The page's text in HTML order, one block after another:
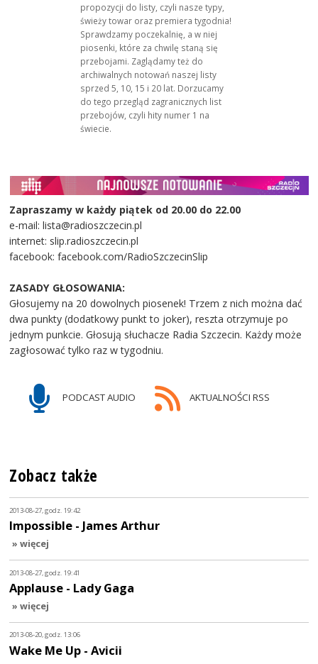
propozycji do listy, czyli nasze typy,
świeży towar oraz premiera tygodnia!
Sprawdzamy poczekalnię, a w niej
piosenki, które za chwilę staną się
przebojami. Zaglądamy też do
archiwalnych notowań naszej listy
sprzed 5, 10, 15 i 20 lat. Dorzucamy
do tego przegląd zagranicznych list
przebojów, czyli hity numer 1 na
świecie.
Zapraszamy w każdy piątek od 20.00 do 22.00
e-mail: lista@radioszczecin.pl
internet: slip.radioszczecin.pl
facebook: facebook.com/RadioSzczecinSlip
ZASADY GŁOSOWANIA:
Głosujemy na 20 dowolnych piosenek! Trzem z nich można dać
dwa punkty (dodatkowy punkt to joker), reszta otrzymuje po
jednym punkcie. Głosują słuchacze Radia Szczecin. Każdy może
zagłosować tylko raz w tygodniu.
PODCAST AUDIO AKTUALNOŚCI RSS
Zobacz także
2013-08-27, godz. 19:42
Impossible - James Arthur
» więcej
2013-08-27, godz. 19:41
Applause - Lady Gaga
» więcej
2013-08-20, godz. 13:06
Wake Me Up - Avicii